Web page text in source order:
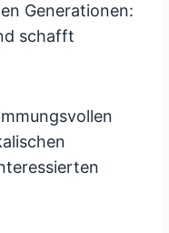
Generationen:
schafft